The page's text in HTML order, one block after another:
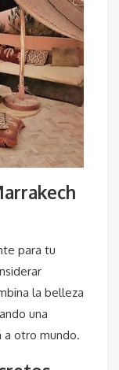
para tu
la belleza
una
a otro mundo.